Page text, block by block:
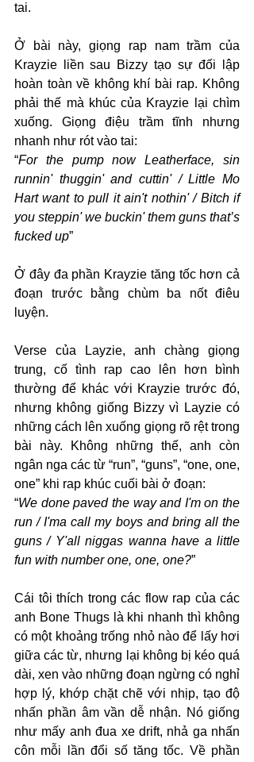
tai.
Ở bài này, giọng rap nam trầm của
Krayzie liền sau Bizzy tạo sự đối lập
hoàn toàn về không khí bài rap. Không
phải thế mà khúc của Krayzie lại chìm
xuống. Giọng điệu trầm tĩnh nhưng
nhanh như rót vào tai:
“For the pump now Leatherface, sin
runnin' thuggin' and cuttin' / Little Mo
Hart want to pull it ain't nothin' / Bitch if
you steppin' we buckin' them guns that’s
fucked up”
Ở đây đa phần Krayzie tăng tốc hơn cả
đoạn trước bằng chùm ba nốt điêu
luyện.
Verse của Layzie, anh chàng giọng
trung, cố tình rap cao lên hơn bình
thường để khác với Krayzie trước đó,
nhưng không giống Bizzy vì Layzie có
những cách lên xuống giọng rõ rệt trong
bài này. Không những thế, anh còn
ngân nga các từ “run”, “guns”, “one, one,
one” khi rap khúc cuối bài ở đoạn:
“We done paved the way and I'm on the
run / I'ma call my boys and bring all the
guns / Y'all niggas wanna have a little
fun with number one, one, one?”
Cái tôi thích trong các flow rap của các
anh Bone Thugs là khi nhanh thì không
có một khoảng trống nhỏ nào để lấy hơi
giữa các từ, nhưng lại không bị kéo quá
dài, xen vào những đoạn ngừng có nghỉ
hợp lý, khớp chặt chẽ với nhịp, tạo độ
nhấn phần âm vần dễ nhận. Nó giống
như mấy anh đua xe drift, nhả ga nhấn
côn mỗi lần đổi số tăng tốc. Về phần